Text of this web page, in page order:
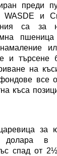
преди
WASDE и
са за
и търсене
на
фондове все
къса
за
долара в
спад от